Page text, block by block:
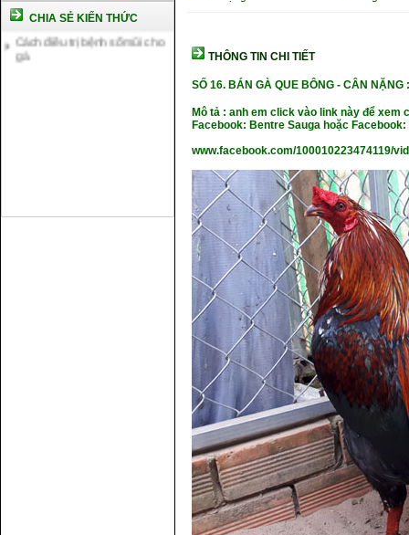
CHIA SẺ KIẾN THỨC
Cách điều trị bệnh sổ mũi cho
THÔNG TIN CHI TIẾT
SỐ 16.BÁN GÀ QUE BÔNG -CÂN NẶNG
Mô tả : anh em click vào link này để
Facebook: Bentre Sauga hoặc Facebook:
www.facebook.com/100010223474119/